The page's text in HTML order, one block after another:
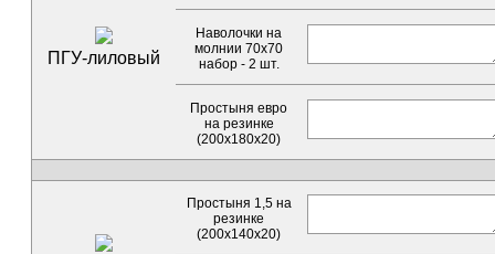
ПГУ-лиловый
Наволочки на
молнии 70х70
набор - 2 шт.
Простыня евро
на резинке
(200х180х20)
Простыня 1,5 на
резинке
(200х140х20)